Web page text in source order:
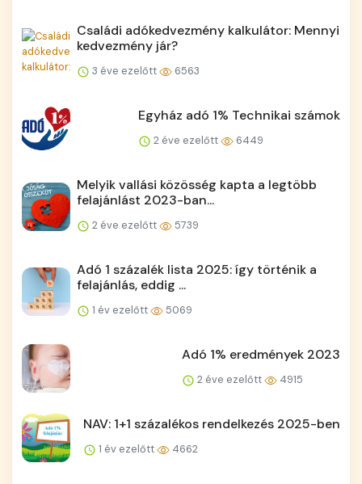
Családi adókedvezmény kalkulátor: Mennyi
kedvezmény jár?
3 éve ezelőtt 6563
Egyház adó 1% Technikai számok
2 éve ezelőtt 6449
Melyik vallási közösség kapta a legtöbb
felajánlást 2023-ban...
2 éve ezelőtt 5739
Adó 1 százalék lista 2025: így történik a
felajánlás, eddig ...
1 év ezelőtt 5069
Adó 1% eredmények 2023
2 éve ezelőtt 4915
NAV: 1+1 százalékos rendelkezés 2025-ben
1 év ezelőtt 4662